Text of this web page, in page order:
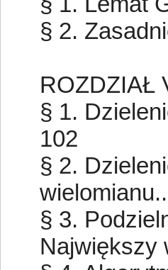
§ 2.
ROZDZIAŁ
§ 1.
102
§ 2.
§ 3.
Największy